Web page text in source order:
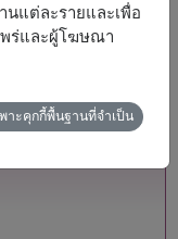
ารคาม
หาร
อ็ด
ง
นแต่ละรายและเพื่อ
ร่และผู้โฆษณา
พาะคุกกี้พื้นฐานที่จำเป็น